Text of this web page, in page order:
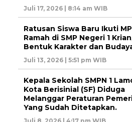
Juli 17, 2026 | 8:14 am WIB
Ratusan Siswa Baru Ikuti
Ramah di SMP Negeri 1
Bentuk Karakter dan
Juli 13, 2026 | 5:51 pm WIB
Kepala Sekolah SMPN 1
Kota Berisinial (SF) Diduga
Melanggar Peraturan
Yang Sudah Ditetapkan.